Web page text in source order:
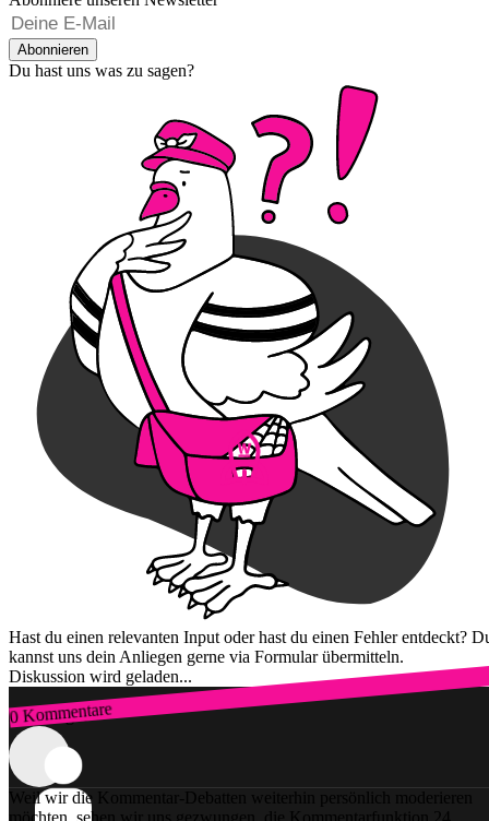
Abonnieren
Du hast uns was zu sagen?
Hast du einen relevanten Input oder hast du einen Fehler entdeckt?
kannst uns dein Anliegen gerne via Formular übermitteln.
Diskussion wird geladen...
0 Kommentare
Zum Login
Weil wir die Kommentar-Debatten weiterhin persönlich moderieren
möchten, sehen wir uns gezwungen, die Kommentarfunktion 24